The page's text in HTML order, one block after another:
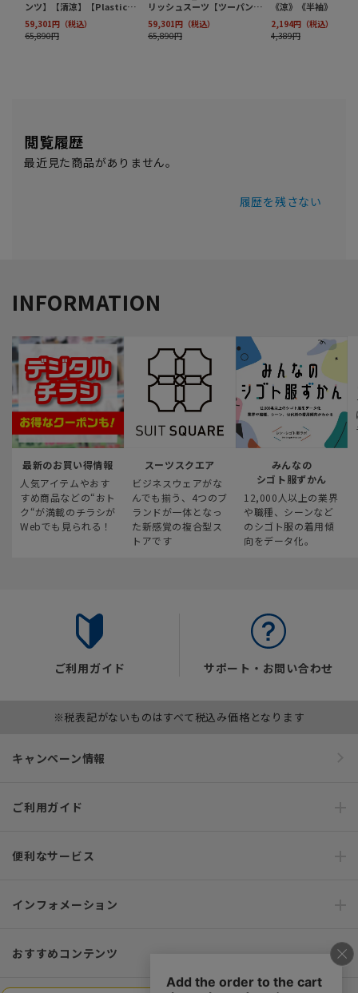
閲覧履歴
最近見た商品がありません。
履歴を残さない
INFORMATION
最新のお買い得情報
人気アイテムやおす
すめ商品などの“おト
ク“が満載のチラシが
Webでも見られる！
スーツスクエア
ビジネスウェアがな
んでも揃う、4つのブ
ランドが一体となっ
た新感覚の複合型ス
トアです
みんなの
シゴト服ずかん
12,000人以上の業界
や職種、シーンなど
のシゴト服の着用傾
向をデータ化。
ご利用ガイド サポート・お問い合わせ
※税表記がないものはすべて税込み価格となります
キャンペーン情報
ご利用ガイド
便利なサービス
インフォメーション
おすすめコンテンツ